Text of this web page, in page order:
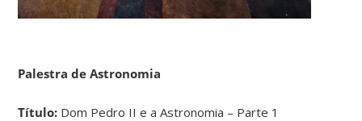
Palestra de Astronomia
Título: Dom Pedro II e a Astronomia – Parte 1